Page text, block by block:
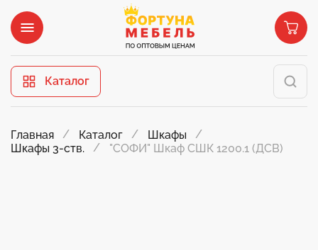
Каталог
Главная Каталог
Шкафы
Шкафы 3-ств.
"СОФИ" Шкаф СШК 1200.1 (ДСВ)